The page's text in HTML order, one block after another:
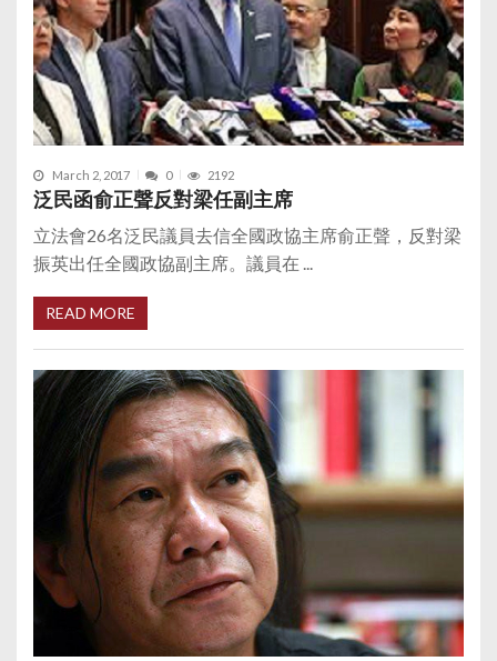
March 2, 2017 0 2192
泛民函俞正聲反對梁任副主席
立法會26名泛民議員去信全國政協主席俞正聲，反對梁
振英出任全國政協副主席。議員在 ...
READ MORE